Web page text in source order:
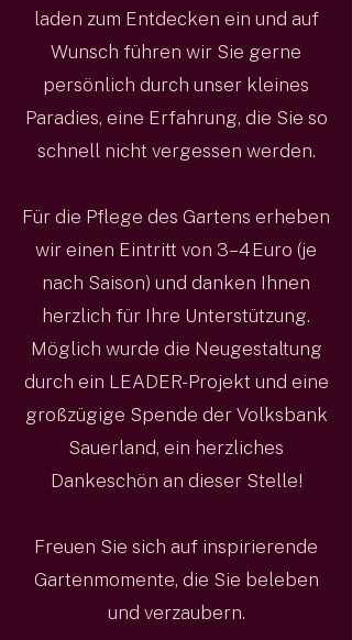
laden zum Entdecken ein und auf
Wunsch führen wir Sie gerne
persönlich durch unser kleines
Paradies, eine Erfahrung, die Sie so
schnell nicht vergessen werden.
Für die Pflege des Gartens erheben
wir einen Eintritt von 3–4 Euro (je
nach Saison) und danken Ihnen
herzlich für Ihre Unterstützung.
Möglich wurde die Neugestaltung
durch ein LEADER-Projekt und eine
großzügige Spende der Volksbank
Sauerland, ein herzliches
Dankeschön an dieser Stelle!
Freuen Sie sich auf inspirierende
Gartenmomente, die Sie beleben
und verzaubern.